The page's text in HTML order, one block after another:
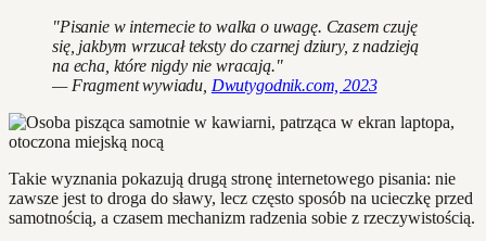
"Pisanie w internecie to walka o uwagę. Czasem czuję
się, jakbym wrzucał teksty do czarnej dziury, z nadzieją
na echa, które nigdy nie wracają."
— Fragment wywiadu, Dwutygodnik.com, 2023
Takie wyznania pokazują drugą stronę internetowego pisania: nie
zawsze jest to droga do sławy, lecz często sposób na ucieczkę przed
samotnością, a czasem mechanizm radzenia sobie z rzeczywistością.